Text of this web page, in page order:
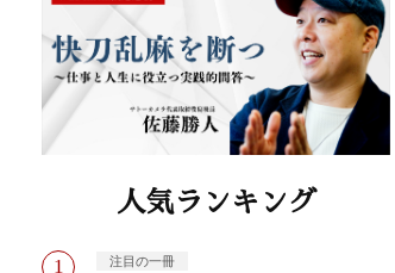
人気ランキング
注目の一冊